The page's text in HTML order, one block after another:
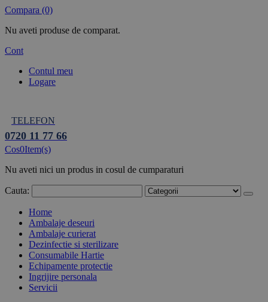
Compara (0)
Nu aveti produse de comparat.
Cont
Contul meu
Logare
TELEFON
0720 11 77 66
Cos0Item(s)
Nu aveti nici un produs in cosul de cumparaturi
Cauta:
Home
Ambalaje deseuri
Ambalaje curierat
Dezinfectie si sterilizare
Consumabile Hartie
Echipamente protectie
Ingrijire personala
Servicii